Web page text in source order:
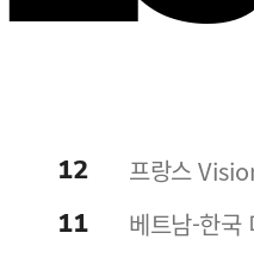
12 프랑스
11 베트남-한국